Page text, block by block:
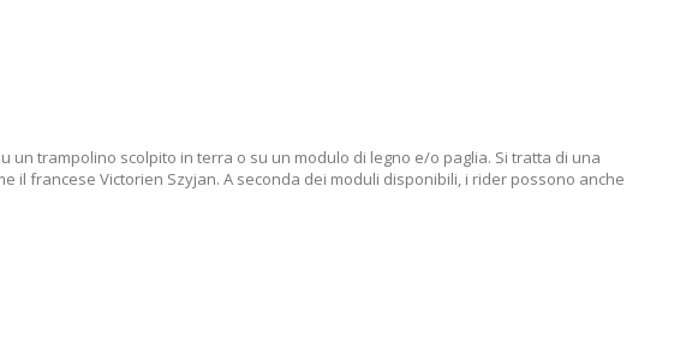
trampolino scolpito in terra o su un modulo di legno e/o paglia. Si tratta di una
il francese Victorien Szyjan. A seconda dei moduli disponibili, i rider possono anche